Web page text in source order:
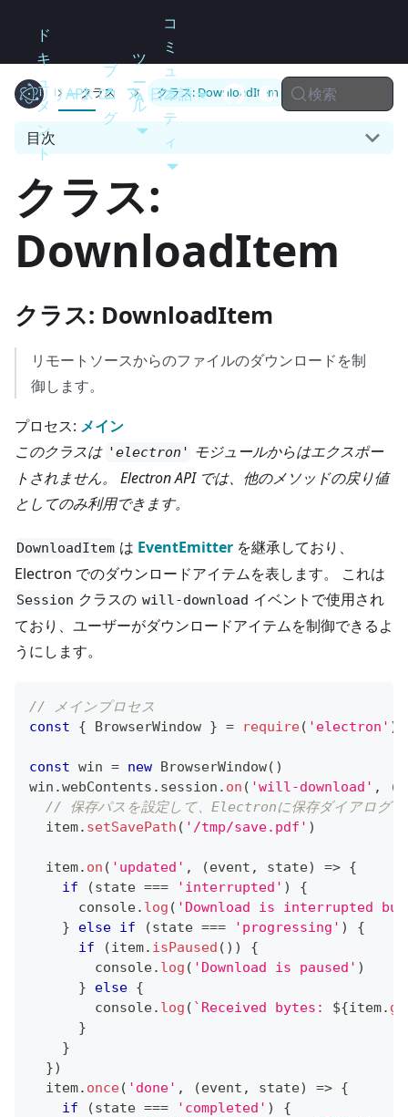
Electron
ド
キ
ュ
メ
ン
ト
API
ブ
ロ
グ
ツ
ー
ル
コ
ミ
ュ
ニ
テ
ィ
リリース 日本語 検索
クラス クラス: DownloadItem
目次
クラス:
DownloadItem
クラス: DownloadItem
リモートソースからのファイルのダウンロードを制
御します。
プロセス: メイン
このクラスは 'electron' モジュールからはエクスポー
トされません。 Electron API では、他のメソッドの戻り値
としてのみ利用できます。
DownloadItem は EventEmitter を継承しており、
Electron でのダウンロードアイテムを表します。 これは
Session クラスの will-download イベントで使用され
ており、ユーザーがダウンロードアイテムを制御できるよ
うにします。
// メインプロセス
const
{ BrowserWindow } = require( 'electron' )
const win = new BrowserWindow( )
win .webContents . session . on ( 'will-download' , (
// 保存パスを設定して、Electronに保存ダイアログを
  item
. setSavePath ( '/tmp/save.pdf' )
  item
. on ( 'updated' , (event , state) => {
if
(state === 'interrupted' )
{
console. log ( 'Download is interrupted but
}
else if (state === 'progressing' )
{
if
(item. isPaused ( ) )
{
console. log ( 'Download is paused' )
}
else {
console. log ( ` Received bytes: ${item.
}
}
})
  item
. once( 'done' , (event , state) => {
if
(state === 'completed' )
{